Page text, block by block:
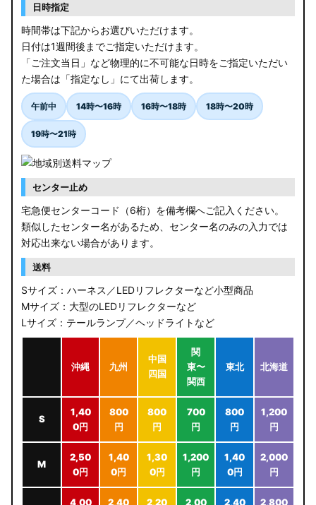
日時指定
時間帯は下記からお選びいただけます。
日付は1週間後までご指定いただけます。
「ご注文当日」など物理的に不可能な日時をご指定いただい
た場合は「指定なし」にて出荷します。
午前中 14時〜16時 16時〜18時 18時〜20時
19時〜21時
センター止め
宅急便センターコード（6桁）を備考欄へご記入ください。
類似したセンター名があるため、センター名のみの入力では
対応出来ない場合があります。
送料
Sサイズ：ハーネス／LEDリフレクターなど小型商品
Mサイズ：大型のLEDリフレクターなど
Lサイズ：テールランプ／ヘッドライトなど
沖縄 九州
中国
四国
関
東〜
関西
東北 北海道
S
1,40
0円
800
円
800
円
700
円
800
円
1,200
円
M
2,50
0円
1,40
0円
1,30
0円
1,200
円
1,40
0円
2,000
円
4,00
2,40
2,20
2,00
2,40
2,800